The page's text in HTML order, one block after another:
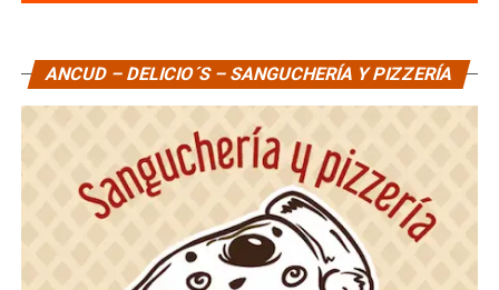
ANCUD – DELICIO´S – SANGUCHERÍA Y PIZZERÍA